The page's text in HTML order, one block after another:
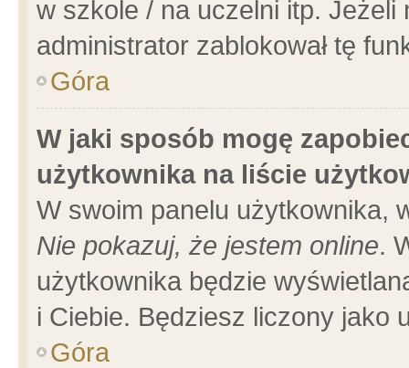
w szkole / na uczelni itp.
administrator zablokował tę
Góra
W jaki sposób mogę
użytkownika na liście
W swoim panelu użytkownika,
Nie pokazuj, że jestem online.
użytkownika będzie
i Ciebie. Będziesz liczony jako
Góra